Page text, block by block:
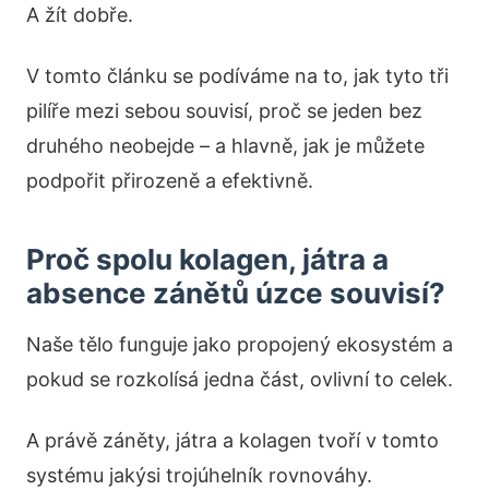
A žít dobře.
V tomto článku se podíváme na to, jak tyto tři
pilíře mezi sebou souvisí, proč se jeden bez
druhého neobejde – a hlavně, jak je můžete
podpořit přirozeně a efektivně.
Proč spolu kolagen, játra a
absence zánětů úzce souvisí?
Naše tělo funguje jako propojený ekosystém a
pokud se rozkolísá jedna část, ovlivní to celek.
A právě záněty, játra a kolagen tvoří v tomto
systému jakýsi trojúhelník rovnováhy.